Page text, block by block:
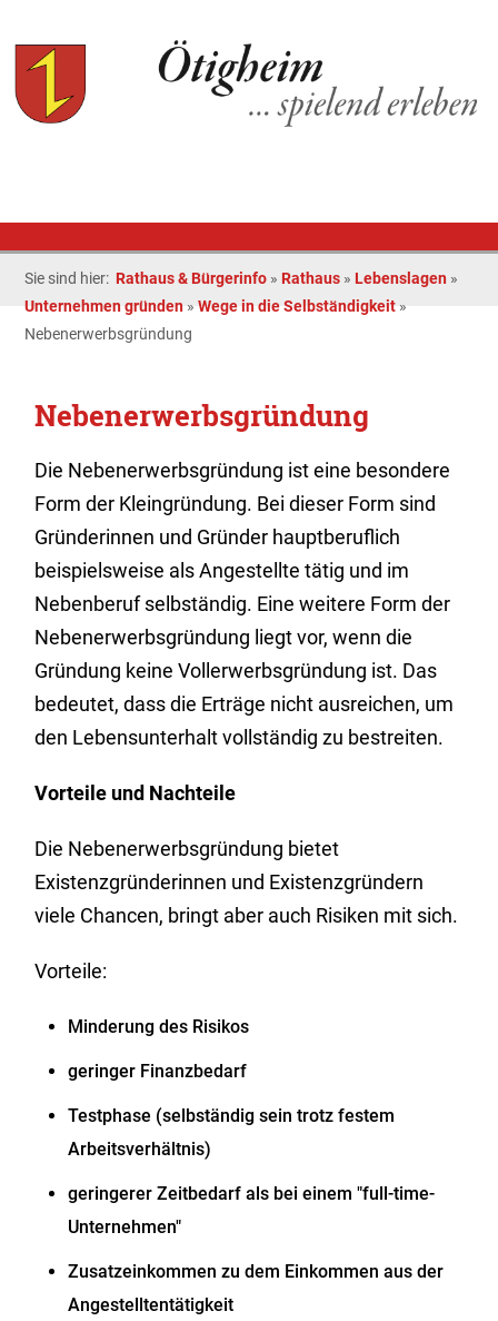
Sie sind hier: Rathaus & Bürgerinfo » Rathaus » Lebenslagen »
Unternehmen gründen »Wege in die Selbständigkeit»
Nebenerwerbsgründung
Nebenerwerbsgründung
Die Nebenerwerbsgründung ist eine besondere
Form der Kleingründung. Bei dieser Form sind
Gründerinnen und Gründer hauptberuflich
beispielsweise als Angestellte tätig und im
Nebenberuf selbständig. Eine weitere Form der
Nebenerwerbsgründung liegt vor, wenn die
Gründung keine Vollerwerbsgründung ist. Das
bedeutet, dass die Erträge nicht ausreichen, um
den Lebensunterhalt vollständig zu bestreiten.
Vorteile und Nachteile
Die Nebenerwerbsgründung bietet
Existenzgründerinnen und Existenzgründern
viele Chancen, bringt aber auch Risiken mit sich.
Vorteile:
Minderung des Risikos
geringer Finanzbedarf
Testphase (selbständig sein trotz festem
Arbeitsverhältnis)
geringerer Zeitbedarf als bei einem "full-time-
Unternehmen"
Zusatzeinkommen zu dem Einkommen aus der
Angestelltentätigkeit